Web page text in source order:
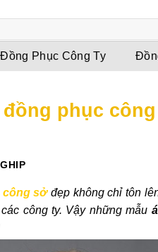
Đồng Phục Công Ty
đồng phục
công sở đẹp không chỉ tôn
công ty. Vậy những mẫu